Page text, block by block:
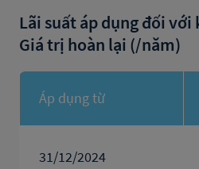
Lãi suất áp dụng đối
Giá trị hoàn lại (/năm)
Áp dụng từ
31/12/2024